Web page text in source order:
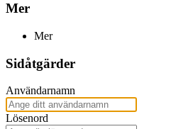
Mer
Mer
Sidåtgärder
Användarnamn
Lösenord